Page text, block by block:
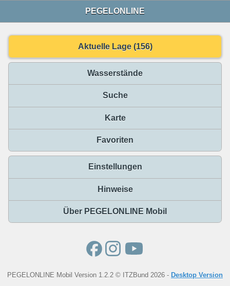
PEGELONLINE
Aktuelle Lage (156)
Wasserstände
Suche
Karte
Favoriten
Einstellungen
Hinweise
Über PEGELONLINE Mobil
PEGELONLINE Mobil Version 1.2.2 © ITZBund 2026 - Desktop Version